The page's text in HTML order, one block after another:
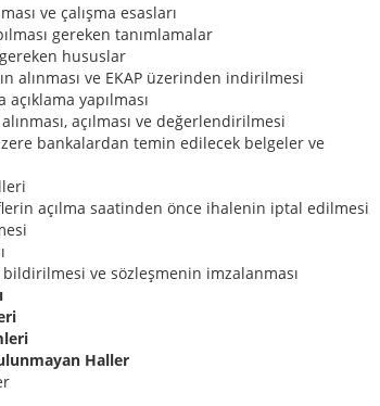
ve çalışma esasları
gereken tanımlamalar
hususlar
alınması ve EKAP üzerinden indirilmesi
yapılması
açılması ve değerlendirilmesi
bankalardan temin edilecek belgeler ve
açılma saatinden önce ihalenin iptal edilmesi
ve sözleşmenin imzalanması
Haller